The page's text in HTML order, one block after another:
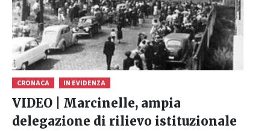
CRONACA IN EVIDENZA
VIDEO | Marcinelle, ampia
delegazione di rilievo istituzionale